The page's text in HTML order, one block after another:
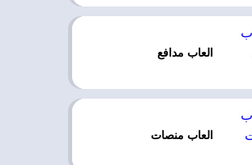
العاب مدافع
العاب منصات